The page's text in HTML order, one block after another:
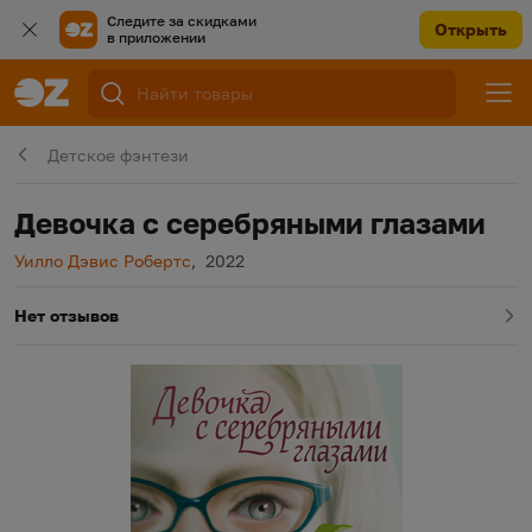
Следите за скидками
в приложении
Открыть
Детское фэнтези
Девочка с серебряными глазами
Автор
Уилло Дэвис Робертс, Год издания
2022
Нет отзывов